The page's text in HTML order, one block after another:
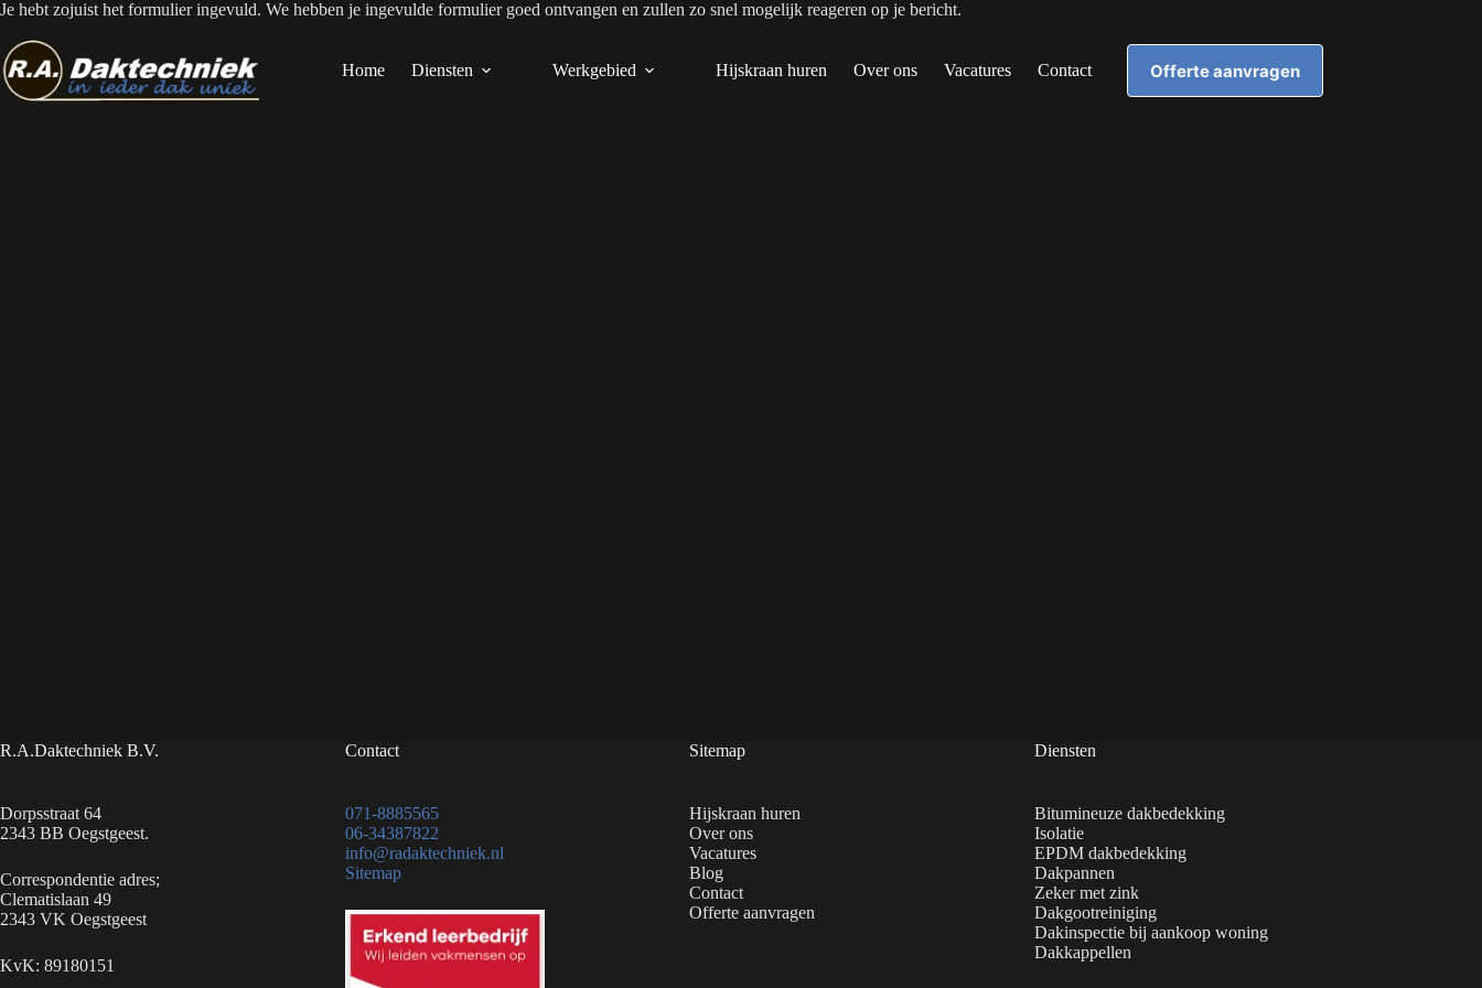
Ga
de
inhoud
Home Diensten Werkgebied Hijskraan huren Over ons Vacatures Contact Offerte aanvragen
Je hebt zojuist het formulier ingevuld. We hebben je ingevulde formulier goed ontvangen en zullen zo snel mogelijk reageren op je bericht.
R.A.Daktechniek B.V.
Dorpsstraat 64
2343 BB Oegstgeest.
Correspondentie adres;
Clematislaan 49
2343 VK Oegstgeest
KvK: 89180151
Contact
071-8885565
06-34387822
info@radaktechniek.nl
Sitemap
Sitemap
Hijskraan huren
Over ons
Vacatures
Blog
Contact
Offerte aanvragen
Diensten
Bitumineuze dakbedekking
Isolatie
EPDM dakbedekking
Dakpannen
Zeker met zink
Dakgootreiniging
Dakinspectie bij aankoop woning
Dakkappellen